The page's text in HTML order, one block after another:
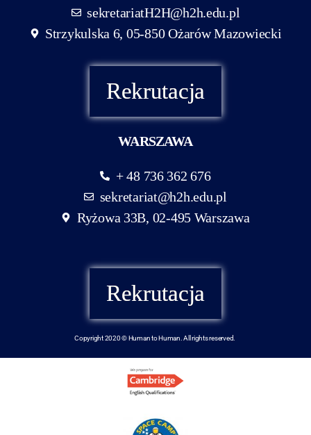
sekretariatH2H@h2h.edu.pl
Strzykulska 6, 05-850 Ożarów Mazowiecki
Rekrutacja
WARSZAWA
+ 48 736 362 676
sekretariat@h2h.edu.pl
Ryżowa 33B, 02-495 Warszawa
Rekrutacja
Copyright 2020 © Human to Human. All rights reserved.